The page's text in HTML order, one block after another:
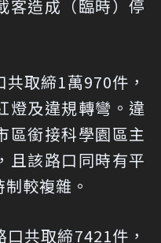
客造成（臨時）停
取締1萬970件，
燈及違規轉彎。違
區銜接科學園區主
且該路口同時有平
較複雜。
共取締7421件，